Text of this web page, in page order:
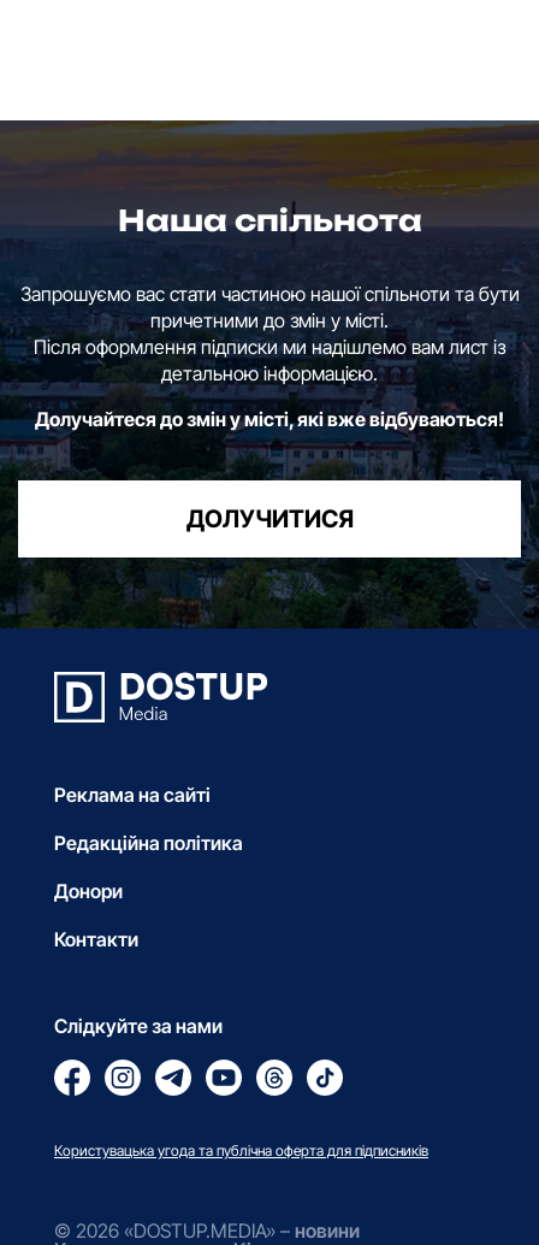
Наша спільнота
Запрошуємо вас стати частиною нашої спільноти та бути
причетними до змін у місті.
Після оформлення підписки ми надішлемо вам лист із
детальною інформацією.
Долучайтеся до змін у місті, які вже відбуваються!
ДОЛУЧИТИСЯ
Реклама на сайті
Редакційна політика
Донори
Контакти
Слідкуйте за нами
Користувацька угода та публічна оферта для підписників
© 2026 «DOSTUP.MEDIA» – новини